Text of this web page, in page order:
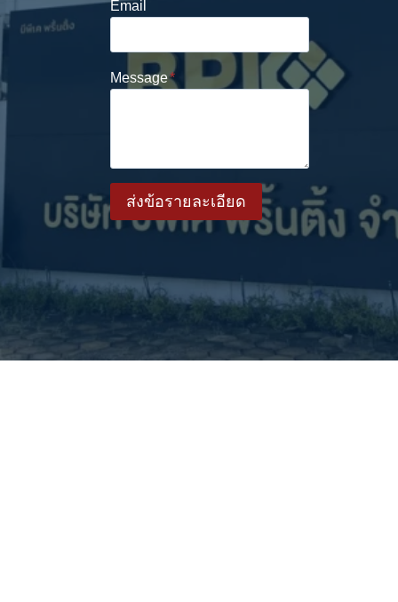
Email
Message*
ส่งข้อรายละเอียด